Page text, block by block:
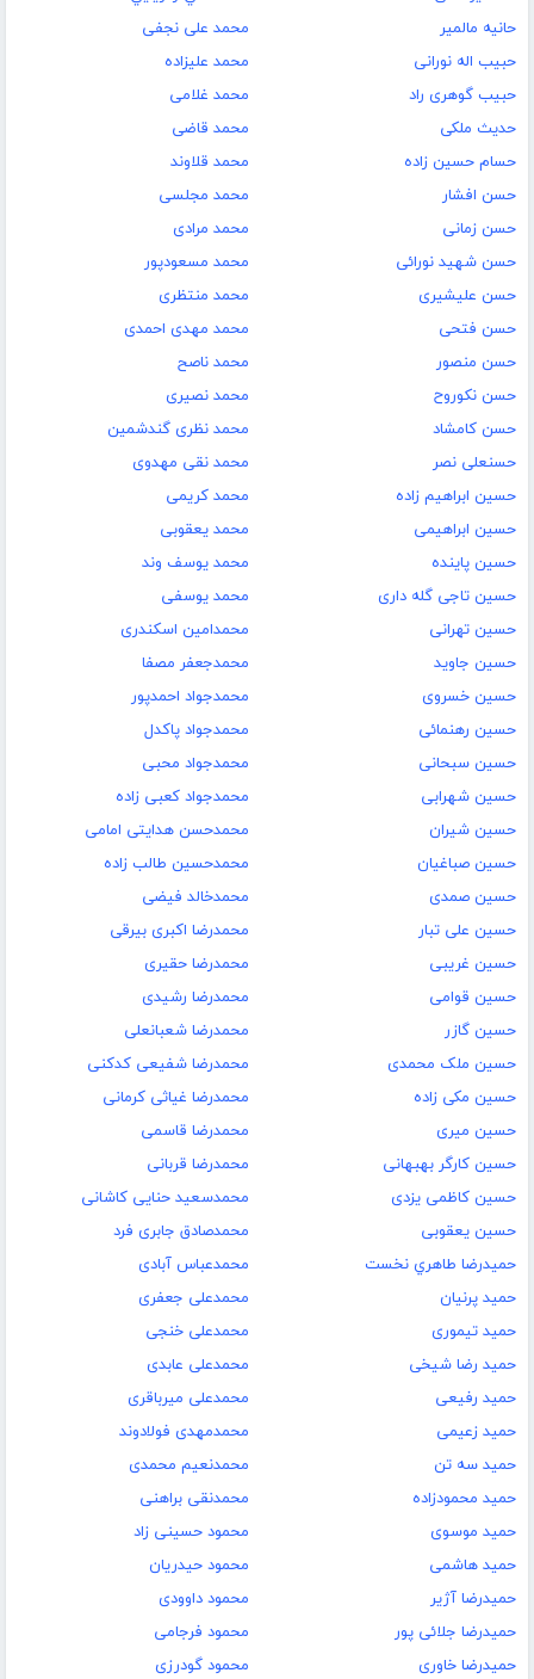
حانیه مالمیر
حبیب اله نورانی
حبیب گوهری راد
حدیث ملکی
حسام حسین زاده
حسن افشار
حسن زمانی
حسن شهید نورائی
حسن علیشیری
حسن فتحی
حسن منصور
حسن نکوروح
حسن کامشاد
حسنعلی نصر
حسین ابراهیم زاده
حسین ابراهیمی
حسین پاینده
حسین تاجی گله داری
حسین تهرانی
حسین جاوید
حسین خسروی
حسین رهنمائی
حسین سبحانی
حسین شهرابی
حسین شیران
حسین صباغیان
حسین صمدی
حسین علی تبار
حسین غریبی
حسین قوامی
حسین گازر
حسین ملک محمدی
حسین مکی زاده
حسین میری
حسین کارگر بهبهانی
حسین کاظمی یزدی
حسین یعقوبی
حميدرضا طاهري نخست
حمید پرنیان
حمید تیموری
حمید رضا شیخی
حمید رفیعی
حمید زعیمی
حمید سه تن
حمید محمودزاده
حمید موسوی
حمید هاشمی
حمیدرضا آژیر
حمیدرضا جلائی پور
حمیدرضا خاوری
محمد علی نجفی
محمد علیزاده
محمد غلامی
محمد قاضی
محمد قلاوند
محمد مجلسی
محمد مرادی
محمد مسعودپور
محمد منتظری
محمد مهدی احمدی
محمد ناصح
محمد نصیری
محمد نظری گندشمین
محمد نقی مهدوی
محمد کریمی
محمد یعقوبی
محمد یوسف وند
محمد یوسفی
محمدامین اسکندری
محمدجعفر مصفا
محمدجواد احمدپور
محمدجواد پاکدل
محمدجواد محبی
محمدجواد کعبی زاده
محمدحسن هدایتی امامی
محمدحسین طالب زاده
محمدخالد فیضی
محمدرضا اکبری بیرقی
محمدرضا حقیری
محمدرضا رشیدی
محمدرضا شعبانعلی
محمدرضا شفیعی کدکنی
محمدرضا غیاثی کرمانی
محمدرضا قاسمی
محمدرضا قربانی
محمدسعید حنایی کاشانی
محمدصادق جابری فرد
محمدعباس آبادی
محمدعلی جعفری
محمدعلی خنجی
محمدعلی عابدی
محمدعلی میرباقری
محمدمهدی فولادوند
محمدنعیم محمدی
محمدنقی براهنی
محمود حسینی زاد
محمود حیدریان
محمود داوودی
محمود فرجامی
محمود گودرزی